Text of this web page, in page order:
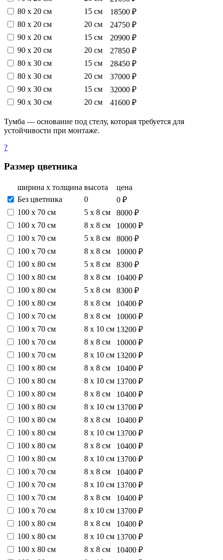
80 х 20 см
15 см
18500 ₽
80 х 20 см
20 см
24750 ₽
90 х 20 см
15 см
20900 ₽
90 х 20 см
20 см
27850 ₽
80 х 30 см
15 см
28450 ₽
80 х 30 см
20 см
37000 ₽
90 х 30 см
15 см
32000 ₽
90 х 30 см
20 см 41600 ₽
Тумба — основание под стелу, которая требуется для
устойчивости при монтаже.
?
Размер цветника
ширина х толщина высота
цена
Без цветника
0
0 ₽
100 х 70 см
5 х 8 см
8000 ₽
100 х 70 см
8 х 8 см
10000 ₽
100 х 70 см
5 х 8 см
8000 ₽
100 х 70 см
8 х 8 см
10000 ₽
100 х 80 см
5 х 8 см
8300 ₽
100 х 80 см
8 х 8 см
10400 ₽
100 х 80 см
5 х 8 см
8300 ₽
100 х 80 см
8 х 8 см
10400 ₽
100 х 70 см
8 х 8 см
10000 ₽
100 х 70 см
8 х 10 см 13200 ₽
100 х 70 см
8 х 8 см
10000 ₽
100 х 70 см
8 х 10 см 13200 ₽
100 х 80 см
8 х 8 см
10400 ₽
100 х 80 см
8 х 10 см 13700 ₽
100 х 80 см
8 х 8 см
10400 ₽
100 х 80 см
8 х 10 см 13700 ₽
100 х 80 см
8 х 8 см
10400 ₽
100 х 80 см
8 х 10 см 13700 ₽
100 х 80 см
8 х 8 см
10400 ₽
100 х 80 см
8 х 10 см 13700 ₽
100 х 70 см
8 х 8 см
10400 ₽
100 х 70 см
8 х 10 см 13700 ₽
100 х 70 см
8 х 8 см
10400 ₽
100 х 70 см
8 х 10 см 13700 ₽
100 х 80 см
8 х 8 см
10400 ₽
100 х 80 см
8 х 10 см 13700 ₽
100 х 80 см
8 х 8 см
10400 ₽